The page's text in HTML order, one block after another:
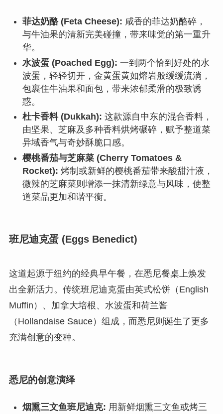
菲达奶酪 (Feta Cheese): 咸香的菲达奶酪碎，
与牛油果的清新完美碰撞，带来味觉的第一重升
华。
水波蛋 (Poached Egg): 一到两个恰到好处的水
波蛋，轻轻切开，金黄蛋黄如熔岩般缓缓流淌，
包裹住牛油果和面包，带来浓郁柔滑的极致诱
惑。
杜卡香料 (Dukkah): 这款源自中东的混合香料，
由坚果、芝麻及多种香料烘烤碾碎，赋予整道菜
异域香气与奇妙酥脆口感。
樱桃番茄与芝麻菜 (Cherry Tomatoes &
Rocket): 烤制或新鲜的樱桃番茄带来酸甜汁液，
微辣的芝麻菜则增添一抹清新绿意与风味，使整
道菜品更加和谐平衡。
班尼迪克蛋 (Eggs Benedict)
这道起源于纽约的经典早午餐，在悉尼餐桌上焕发
出全新活力。传统班尼迪克蛋由英式松饼（English
Muffin）、加拿大培根、水波蛋和荷兰酱
（Hollandaise Sauce）组成，而悉尼则诞生了更多
充满创意的变种。
悉尼的创意演绎
烟熏三文鱼班尼迪克: 用新鲜烟熏三文鱼或烤三